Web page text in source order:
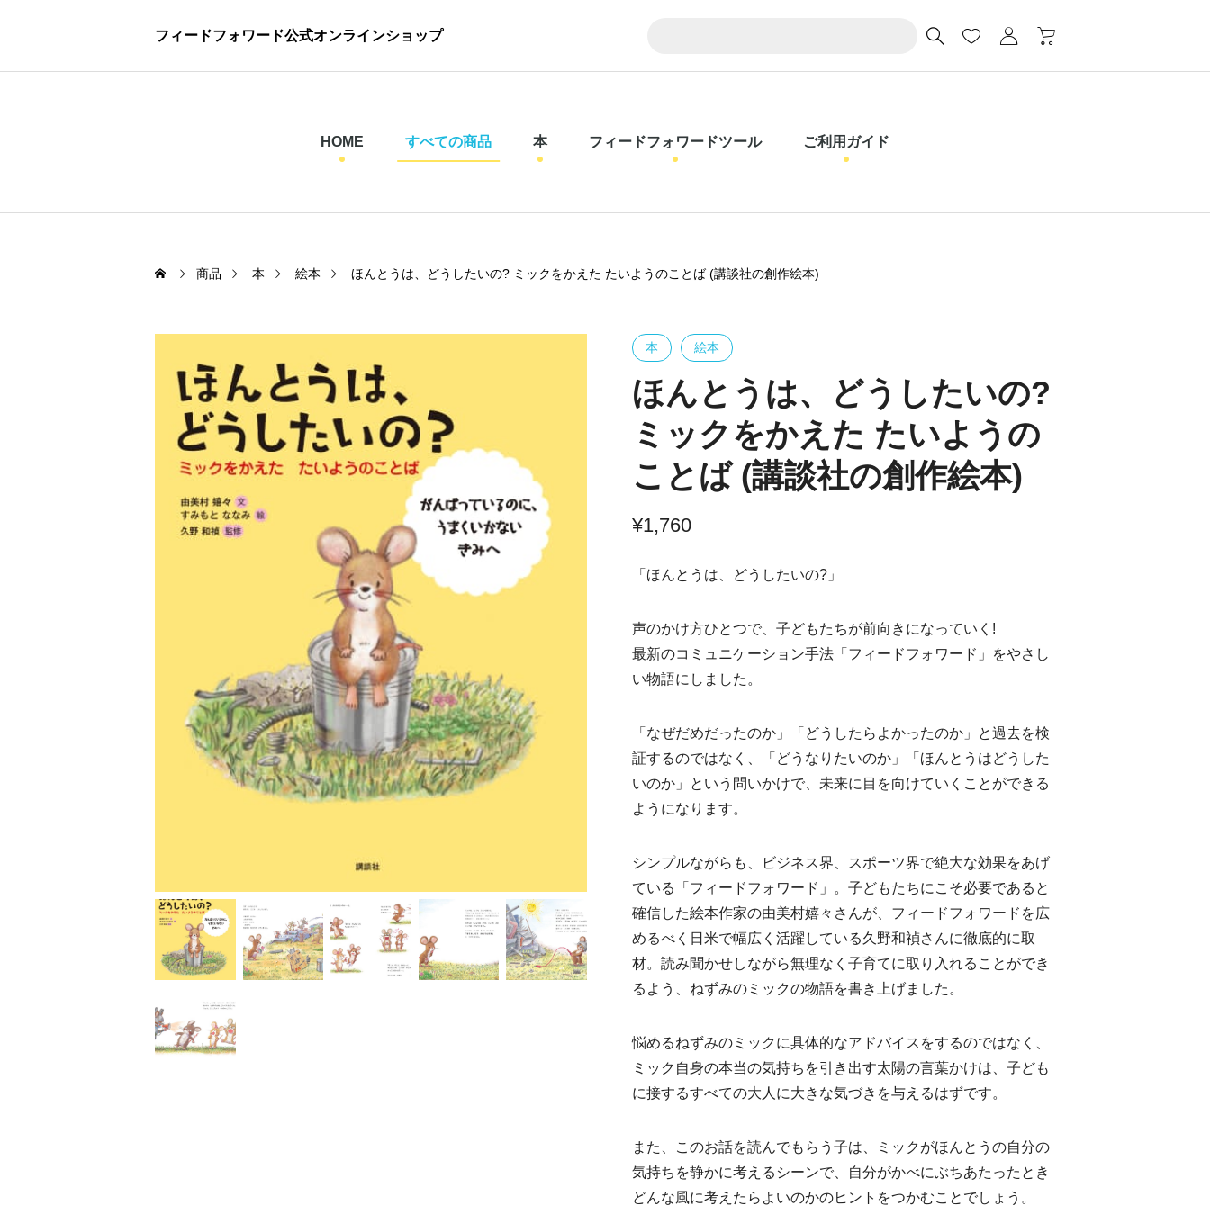
フィードフォワード公式オンラインショップ
HOME すべての商品 本 フィードフォワードツール ご利用ガイド
商品 本 絵本 ほんとうは、どうしたいの? ミックをかえた たいようのことば (講談社の創作絵本)
本 絵本
ほんとうは、どうしたいの?
ミックをかえた たいようの
ことば (講談社の創作絵本)
¥1,760
「ほんとうは、どうしたいの?」
声のかけ方ひとつで、子どもたちが前向きになっていく!
最新のコミュニケーション手法「フィードフォワード」をやさし
い物語にしました。
「なぜだめだったのか」「どうしたらよかったのか」と過去を検
証するのではなく、「どうなりたいのか」「ほんとうはどうした
いのか」という問いかけで、未来に目を向けていくことができる
ようになります。
シンプルながらも、ビジネス界、スポーツ界で絶大な効果をあげ
ている「フィードフォワード」。子どもたちにこそ必要であると
確信した絵本作家の由美村嬉々さんが、フィードフォワードを広
めるべく日米で幅広く活躍している久野和禎さんに徹底的に取
材。読み聞かせしながら無理なく子育てに取り入れることができ
るよう、ねずみのミックの物語を書き上げました。
悩めるねずみのミックに具体的なアドバイスをするのではなく、
ミック自身の本当の気持ちを引き出す太陽の言葉かけは、子ども
に接するすべての大人に大きな気づきを与えるはずです。
また、このお話を読んでもらう子は、ミックがほんとうの自分の
気持ちを静かに考えるシーンで、自分がかべにぶちあたったとき
どんな風に考えたらよいのかのヒントをつかむことでしょう。